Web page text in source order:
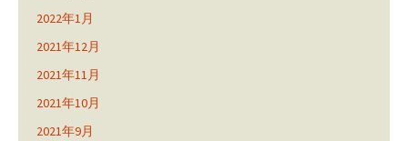
2022年1月
2021年12月
2021年11月
2021年10月
2021年9月